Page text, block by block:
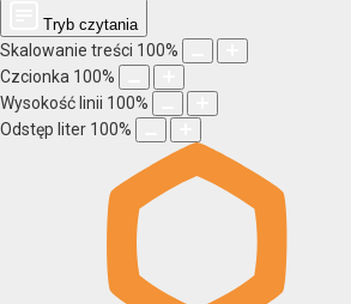
Tryb czytania
Skalowanie treści 100%
Czcionka 100%
Wysokość linii 100%
Odstęp liter 100%